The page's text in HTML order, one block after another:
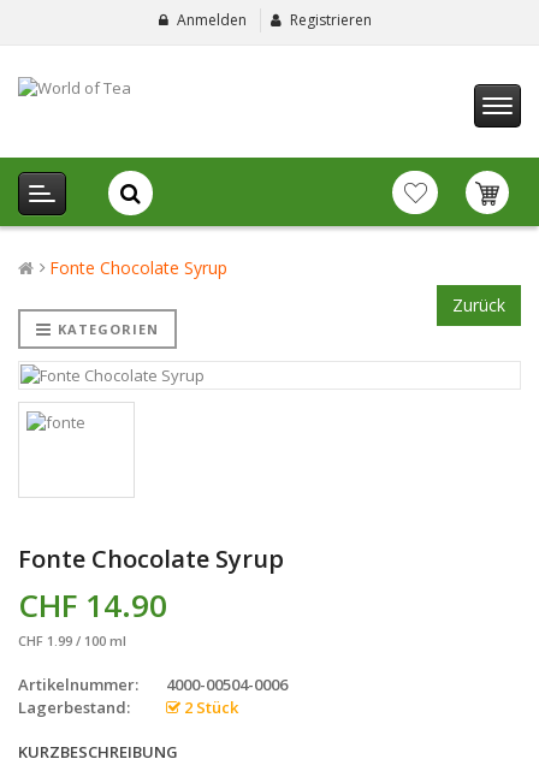
Anmelden Registrieren
Fonte Chocolate Syrup
Zurück
KATEGORIEN
Fonte Chocolate Syrup
CHF 14.90
CHF 1.99 / 100 ml
Artikelnummer:
4000-00504-0006
Lagerbestand:
2 Stück
KURZBESCHREIBUNG